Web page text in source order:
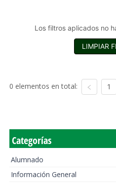
Los filtros aplicados no
LIMPIAR
0 elementos en total: 1
Categorías
Alumnado
Información General